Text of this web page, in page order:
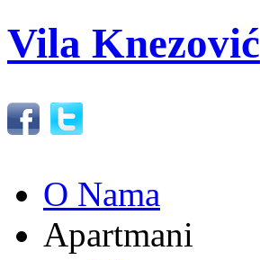
Vila Knezović
O Nama
Apartmani